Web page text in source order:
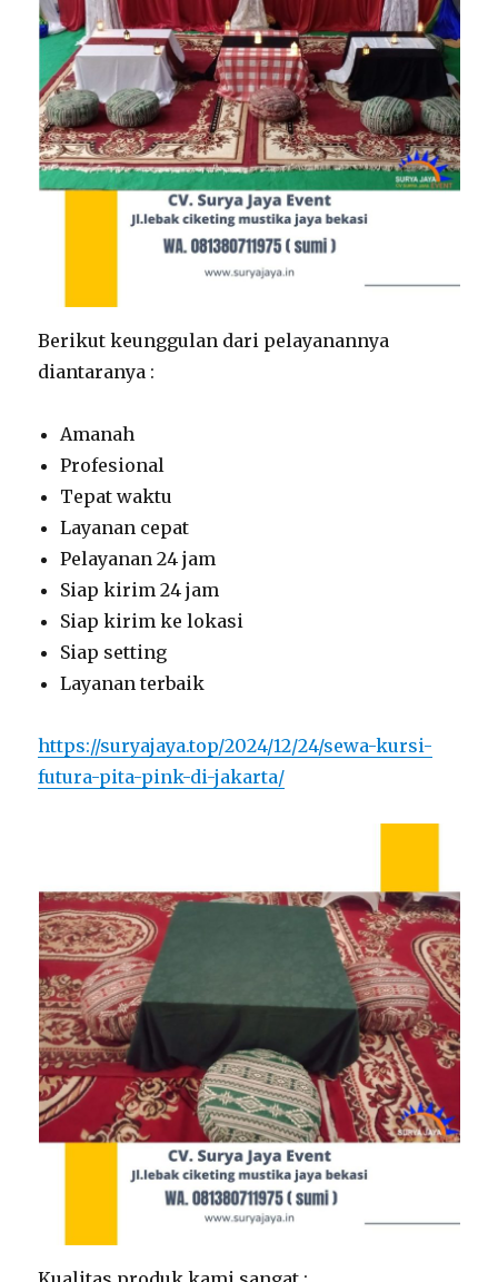
Berikut keunggulan dari pelayanannya
diantaranya :
Amanah
Profesional
Tepat waktu
Layanan cepat
Pelayanan 24 jam
Siap kirim 24 jam
Siap kirim ke lokasi
Siap setting
Layanan terbaik
https://suryajaya.top/2024/12/24/sewa-kursi-
futura-pita-pink-di-jakarta/